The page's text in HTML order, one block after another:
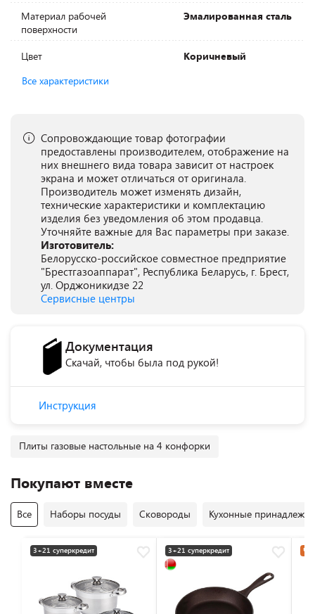
Материал рабочей
поверхности
Эмалированная сталь
Цвет
Коричневый
Все характеристики
Сопровождающие товар фотографии
предоставлены производителем, отображение на
них внешнего вида товара зависит от настроек
экрана и может отличаться от оригинала.
Производитель может изменять дизайн,
технические характеристики и комплектацию
изделия без уведомления об этом продавца.
Уточняйте важные для Вас параметры при заказе.
Изготовитель:
Белорусско-российское совместное предприятие
"Брестгазоаппарат", Республика Беларусь, г. Брест,
ул. Орджоникидзе 22
Сервисные центры
Документация
Скачай, чтобы была под рукой!
Инструкция
Плиты газовые настольные на 4 конфорки
Покупают вместе
Все Наборы посуды Сковороды Кухонные
3+21 суперкредит 3+21 суперкредит